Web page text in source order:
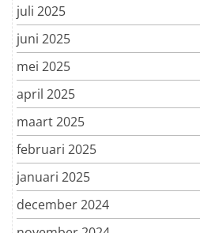
juli 2025
juni 2025
mei 2025
april 2025
maart 2025
februari 2025
januari 2025
december 2024